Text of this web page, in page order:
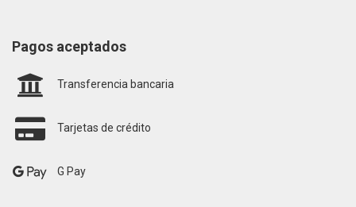
Pagos aceptados
Transferencia bancaria
Tarjetas de crédito
G Pay